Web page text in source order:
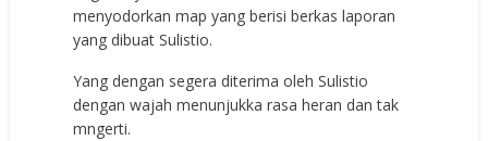
menyodorkan map yang berisi berkas laporan
yang dibuat Sulistio.
Yang dengan segera diterima oleh Sulistio
dengan wajah menunjukka rasa heran dan tak
mngerti.